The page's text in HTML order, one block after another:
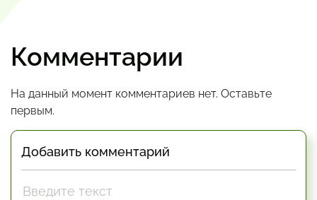
Комментарии
На данный момент комментариев нет. Оставьте
первым.
Добавить комментарий